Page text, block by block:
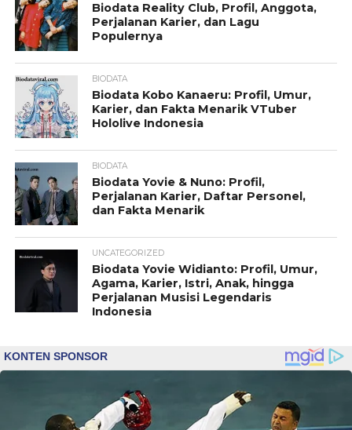
Biodata Reality Club, Profil, Anggota,
Perjalanan Karier, dan Lagu
Populernya
BIODATA
Biodata Kobo Kanaeru: Profil, Umur,
Karier, dan Fakta Menarik VTuber
Hololive Indonesia
BIODATA
Biodata Yovie & Nuno: Profil,
Perjalanan Karier, Daftar Personel,
dan Fakta Menarik
UNCATEGORIZED
Biodata Yovie Widianto: Profil, Umur,
Agama, Karier, Istri, Anak, hingga
Perjalanan Musisi Legendaris
Indonesia